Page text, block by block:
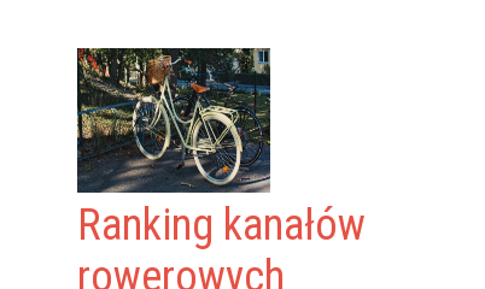
Ranking kanałów
rowerowych